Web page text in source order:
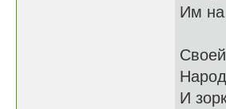
Им на
И